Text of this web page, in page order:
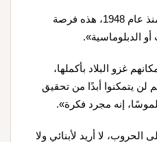
وأضاف: «كلاهما سئم الحرب منذ عام 1948، هذه فرصة
الدبلوماسية».
غزو البلاد بأكملها،
لن يتمكنوا أبدًا من تحقيق
إنه مجرد فكرة».
لا أريد لأبنائي ولا